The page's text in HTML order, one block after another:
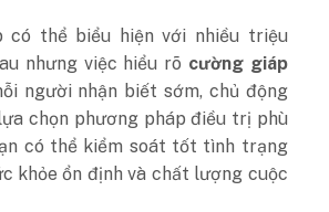
có thể biểu hiện với nhiều triệu
nhưng việc hiểu rõ cường giáp
người nhận biết sớm, chủ động
chọn phương pháp điều trị phù
có thể kiểm soát tốt tình trạng
khỏe ổn định và chất lượng cuộc